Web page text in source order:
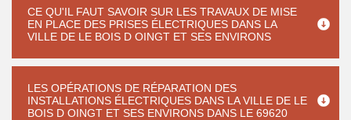
CE QU'IL FAUT SAVOIR SUR LES TRAVAUX DE MISE
EN PLACE DES PRISES ÉLECTRIQUES DANS LA
VILLE DE LE BOIS D OINGT ET SES ENVIRONS
LES OPÉRATIONS DE RÉPARATION DES
INSTALLATIONS ÉLECTRIQUES DANS LA VILLE DE LE
BOIS D OINGT ET SES ENVIRONS DANS LE 69620